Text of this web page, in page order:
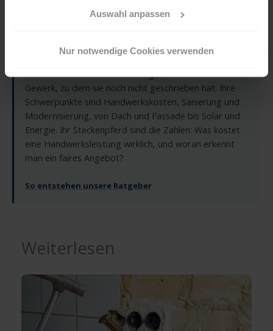
jederzeit über Ihren Browser tun. Sie können natürlich
das Funktionieren unserer Seite zwingend erforderlich
Sind Sie über 16? Dann willigen Sie mit „Annehmen“ in
die Nutzung aller Cookies ein – und schon gehts weiter.
Auswahl anpassen
Nur notwendige Cookies verwenden
Mika Lehmann hat Online-Redaktion an der TH Köln
studiert und gehört seit 2018 zu den produktivsten
Autorinnen des Blauarbeit-Ratgebers. Kaum ein
Gewerk, zu dem sie noch nicht geschrieben hat: Ihre
Schwerpunkte sind Handwerkskosten, Sanierung und
Modernisierung, von Dach und Fassade bis Solar und
Energie. Ihr Steckenpferd sind die Zahlen: Was kostet
eine Handwerksleistung wirklich, und woran erkennt
man ein faires Angebot?
So entstehen unsere Ratgeber
Weiterlesen